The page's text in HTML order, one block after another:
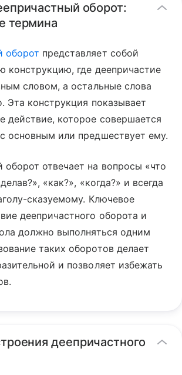
оборот:
термина
оборот представляет собой
конструкцию, где деепричастие
словом, а остальные слова
Эта конструкция показывает
действие, которое совершается
основным или предшествует ему.
оборот отвечает на вопросы «что
«как?», «когда?» и всегда
сказуемому. Ключевое
деепричастного оборота и
должно выполняться одним
таких оборотов делает
и позволяет избежать
деепричастного